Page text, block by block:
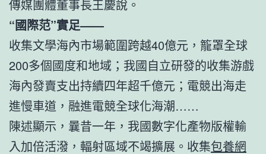
傳媒團體董事長王慶說。
“國際范”實足——
收集文學海內市場範圍跨越40億元，籠罩全球
200多個國度和地域；我國自立研發的收集游戲
海內發賣支出持續四年超千億元；電競出海走
進慢車道，融進電競全球化海潮……
陳述顯示，曩昔一年，我國數字化產物版權輸
入加倍活潑，輻射區域不竭擴展。收集包養網